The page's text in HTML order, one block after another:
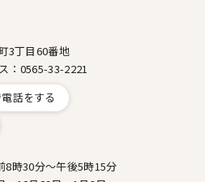
3丁目60番地
：0565-33-2221
話をする
時30分～午後5時15分